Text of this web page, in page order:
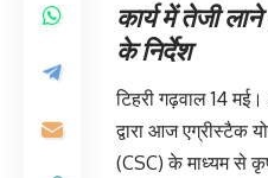
कार्य में तेजी
के निर्देश
टिहरी गढ़वाल 14
द्वारा आज एग्रीस्टैक
(CSC) के माध्यम से